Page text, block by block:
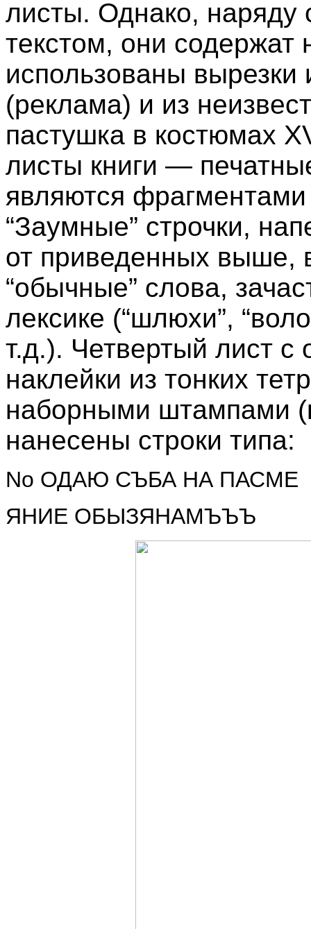
листы. Однако, наряду
текстом, они содержат
использованы вырезки
(реклама) и из
пастушка в костюмах
листы книги —
являются фрагментами
“Заумные” строчки,
от приведенных выше,
“обычные” слова,
лексике (“шлюхи”,
т.д.). Четвертый лист с
наклейки из тонких
наборными штампами
нанесены строки типа:
No ОДАЮ СЪБА НА ПАСМЕ
ЯНИЕ ОБЫЗЯНАМЪЪЪ